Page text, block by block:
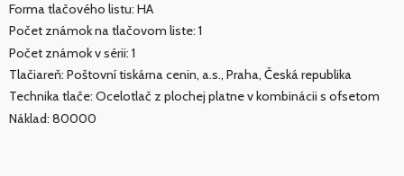
Forma tlačového listu: HA
Počet známok na tlačovom liste: 1
Počet známok v sérii: 1
Tlačiareň: Poštovní tiskárna cenin, a.s., Praha, Česká republika
Technika tlače: Ocelotlač z plochej platne v kombinácii s ofsetom
Náklad: 80000